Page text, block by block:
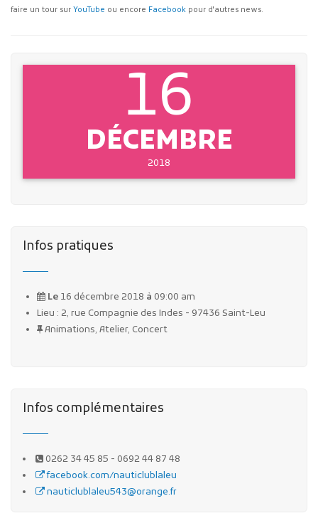
faire un tour sur YouTube ou encore Facebook pour d'autres news.
16
DÉCEMBRE
2018
Infos pratiques
Le16 décembre 2018 à 09:00 am
Lieu : 2, rue Compagnie des Indes - 97436 Saint-Leu
Animations, Atelier, Concert
Infos complémentaires
0262 34 45 85 - 0692 44 87 48
facebook.com/nauticlublaleu
nauticlublaleu543@orange.fr